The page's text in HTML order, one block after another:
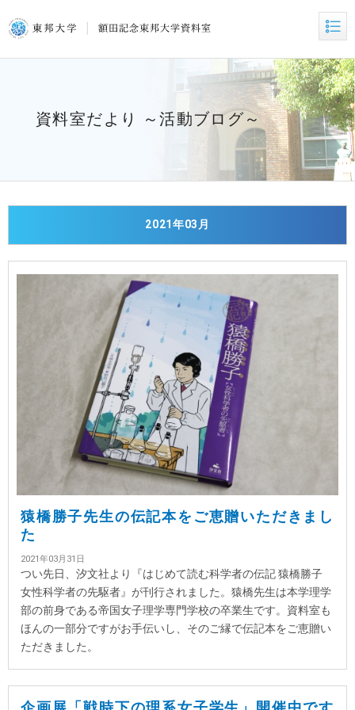
資料室だより ～活動ブログ～
2021年03月
猿橋勝子先生の伝記本をご恵贈いただきまし
た
2021年03月31日
つい先日、汐文社より『はじめて読む科学者の伝記 猿橋勝子
女性科学者の先駆者』が刊行されました。猿橋先生は本学理学
部の前身である帝国女子理学専門学校の卒業生です。資料室も
ほんの一部分ですがお手伝いし、そのご縁で伝記本をご恵贈い
ただきました。